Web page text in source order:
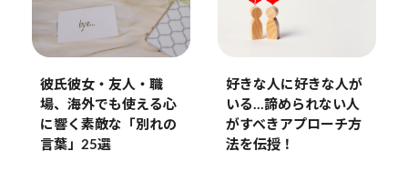
彼氏彼女・友人・職
場、海外でも使える心
に響く素敵な「別れの
言葉」25選
好きな人に好きな人が
いる…諦められない人
がすべきアプローチ方
法を伝授！